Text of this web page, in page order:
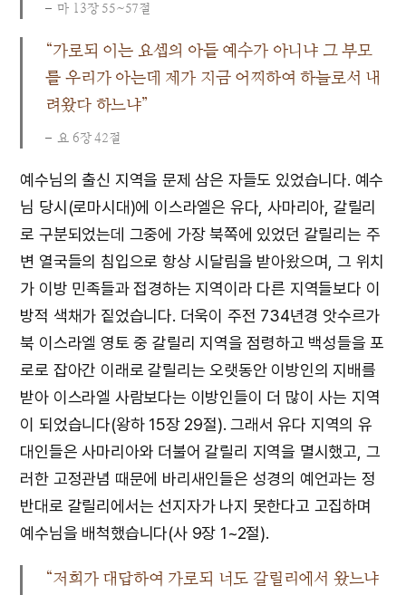
마 13장 55~57절
“가로되 이는 요셉의 아들 예수가 아니냐 그 부모
를 우리가 아는데 제가 지금 어찌하여 하늘로서 내
려왔다 하느냐”
요 6장 42절
예수님의 출신 지역을 문제 삼은 자들도 있었습니다. 예수
님 당시(로마시대)에 이스라엘은 유다, 사마리아, 갈릴리
로 구분되었는데 그중에 가장 북쪽에 있었던 갈릴리는 주
변 열국들의 침입으로 항상 시달림을 받아왔으며, 그 위치
가 이방 민족들과 접경하는 지역이라 다른 지역들보다 이
방적 색채가 짙었습니다. 더욱이 주전 734년경 앗수르가
북 이스라엘 영토 중 갈릴리 지역을 점령하고 백성들을 포
로로 잡아간 이래로 갈릴리는 오랫동안 이방인의 지배를
받아 이스라엘 사람보다는 이방인들이 더 많이 사는 지역
이 되었습니다(왕하 15장 29절). 그래서 유다 지역의 유
대인들은 사마리아와 더불어 갈릴리 지역을 멸시했고, 그
러한 고정관념 때문에 바리새인들은 성경의 예언과는 정
반대로 갈릴리에서는 선지자가 나지 못한다고 고집하며
예수님을 배척했습니다(사 9장 1~2절).
“저희가 대답하여 가로되 너도 갈릴리에서 왔느냐